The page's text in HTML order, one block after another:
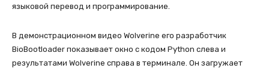
языковой перевод и программирование.
В демонстрационном видео Wolverine его разработчик
BioBootloader показывает окно с кодом Python слева и
результатами Wolverine справа в терминале. Он загружает